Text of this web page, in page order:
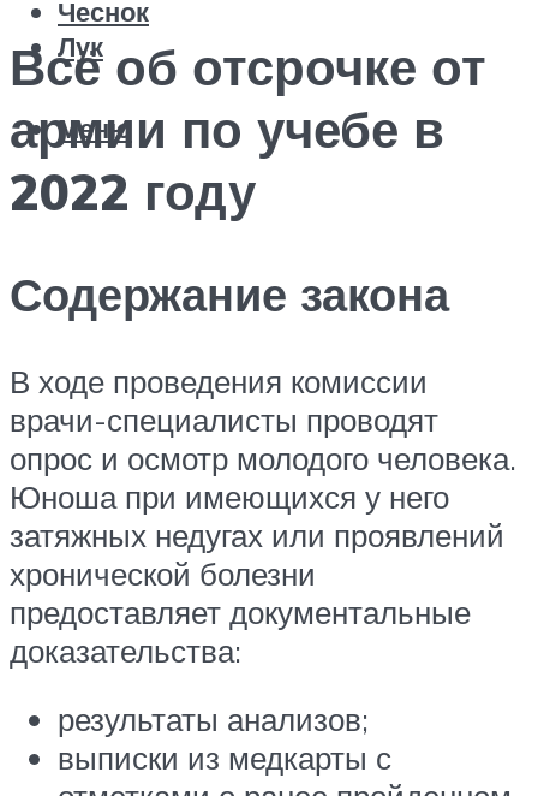
Чеснок
Лук
Меню
Всё об отсрочке от
армии по учебе в
2022 году
Содержание закона
В ходе проведения комиссии
врачи-специалисты проводят
опрос и осмотр молодого человека.
Юноша при имеющихся у него
затяжных недугах или проявлений
хронической болезни
предоставляет документальные
доказательства:
результаты анализов;
выписки из медкарты с